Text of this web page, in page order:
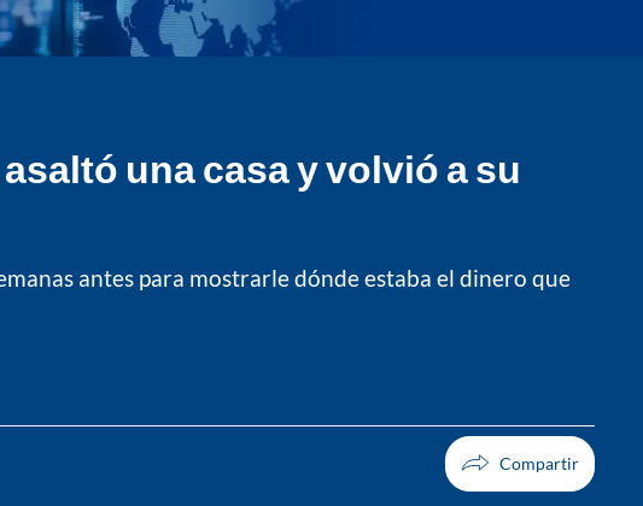
una casa y volvió a su
antes para mostrarle dónde estaba el dinero que